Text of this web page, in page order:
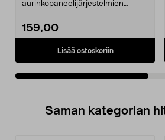
aurinkopaneelijärjestelmien
159,00
Lisää ostoskoriin
Saman kategorian